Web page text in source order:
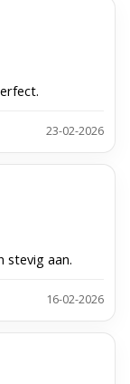
23-02-2026
stevig aan.
16-02-2026